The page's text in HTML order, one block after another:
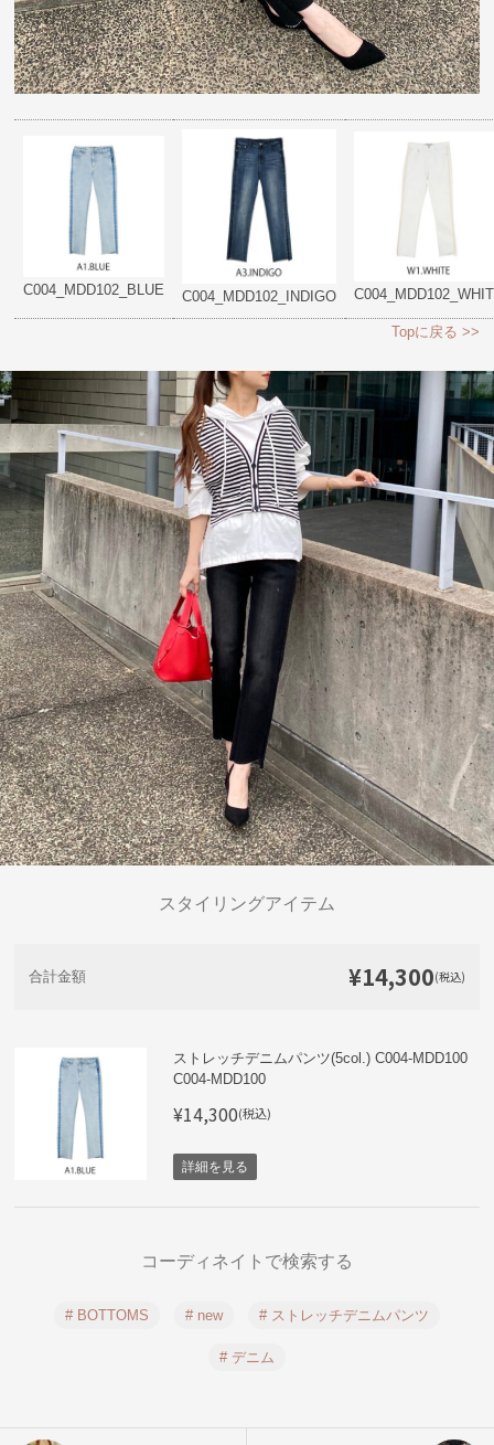
C004_MDD102_BLUE C004_MDD102_INDIGO
Topに戻る >>
スタイリングアイテム
合計金額 ¥14,300(税込)
ストレッチデニムパンツ(5col.) C004-MDD100
C004-MDD100
¥14,300(税込)
詳細を見る
コーディネイトで検索する
# BOTTOMS # new # ストレッチデニムパンツ
# デニム